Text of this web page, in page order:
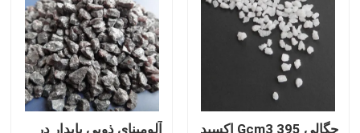
خونه
چگالی 395 Gcm3 اکسید
آلومینای ذوبی پایدار در